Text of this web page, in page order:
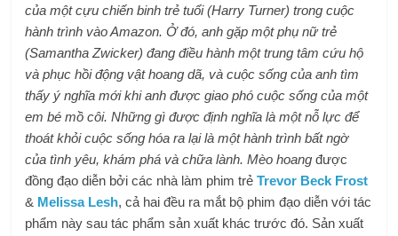
của một cựu chiến binh trẻ tuổi (Harry Turner) trong cuộc
hành trình vào Amazon. Ở đó, anh gặp một phụ nữ trẻ
(Samantha Zwicker) đang điều hành một trung tâm cứu hộ
và phục hồi động vật hoang dã, và cuộc sống của anh tìm
thấy ý nghĩa mới khi anh được giao phó cuộc sống của một
em bé mồ côi. Những gì được định nghĩa là một nỗ lực để
thoát khỏi cuộc sống hóa ra lại là một hành trình bất ngờ
của tình yêu, khám phá và chữa lành. Mèo hoang được
đồng đạo diễn bởi các nhà làm phim trẻTrevor Beck Frost
& Melissa Lesh, cả hai đều ra mắt bộ phim đạo diễn với tác
phẩm này sau tác phẩm sản xuất khác trước đó. Sản xuất